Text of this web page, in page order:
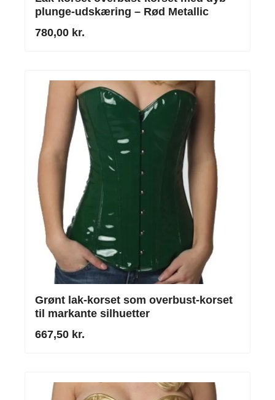
plunge-udskæring – Rød Metallic
780,00 kr.
Grønt lak-korset som overbust-korset
til markante silhuetter
667,50 kr.